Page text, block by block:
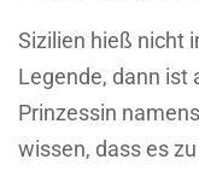
Sizilien hieß nicht
Legende, dann ist
Prinzessin
wissen, dass es